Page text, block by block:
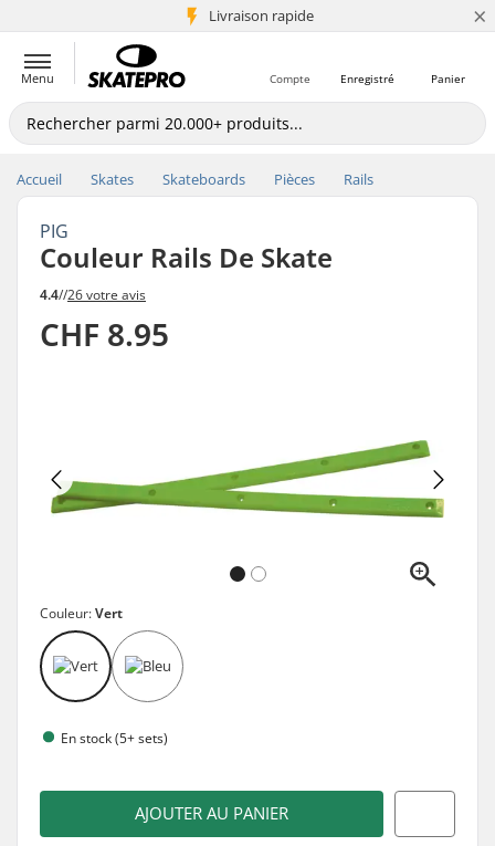
Livraison rapide
+5 mio de clients ×
Menu Panier
Enregistré
Compte
Accueil Skates Skateboards Pièces Rails
PIG
Couleur Rails De Skate
4.4//26 votre avis
CHF 8.95
Couleur:Vert
En stock (5+ sets)
AJOUTER AU PANIER